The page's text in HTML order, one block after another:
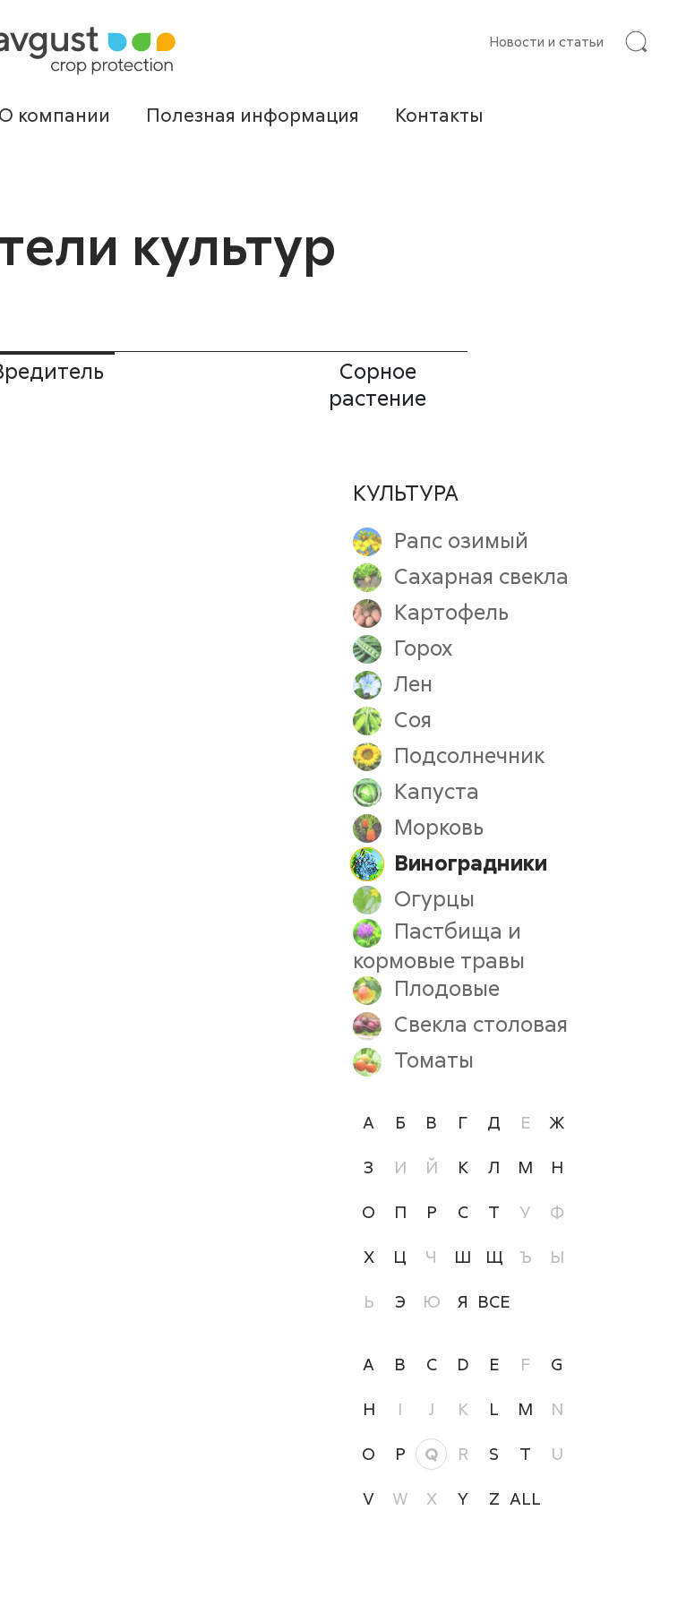
Новости и статьи
О компании Полезная информация Контакты
культур
Сорное
растение
КУЛЬТУРА
Рапс озимый
Сахарная свекла
Картофель
Горох
Лен
Соя
Подсолнечник
Капуста
Морковь
Виноградники
Огурцы
Пастбища и
кормовые травы
Плодовые
Свекла столовая
Томаты
А Б В Г Д Е Ж
З И Й К Л М Н
О П Р С Т У Ф
Х Ц Ч Ш Щ Ъ Ы
Ь Э Ю Я ВСЕ
A B C D E F G
H I J K L M N
O P Q R S T U
V W X Y Z ALL